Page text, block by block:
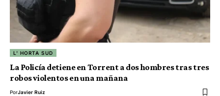
L' HORTA SUD
La Policía detiene en Torrent a dos hombres tras tres
robos violentos en una mañana
PorJavier Ruiz